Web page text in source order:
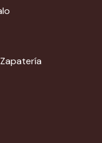
Zapatería